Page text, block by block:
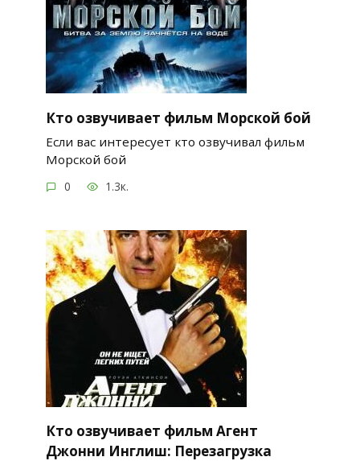
Кто озвучивает фильм Морской бой
Если вас интересует кто озвучивал фильм
Морской бой
0 1.3к.
Кто озвучивает фильм Агент
Джонни Инглиш: Перезагрузка